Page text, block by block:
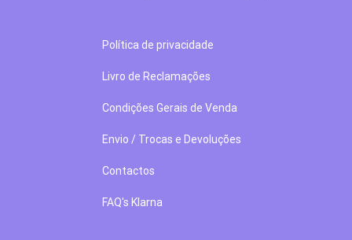
Política de privacidade
Livro de Reclamações
Condições Gerais de Venda
Envio / Trocas e Devoluções
Contactos
FAQ's Klarna